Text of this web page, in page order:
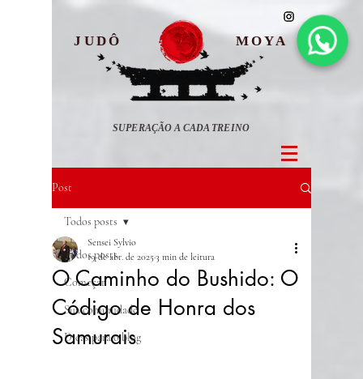
JUDÔ MOYA
SUPERAÇÃO A CADA TREINO
Post
Todos posts
Começar
Sua comunidade
Dicas para o blog
Todos posts
O Caminho do Bushido: O
Código de Honra dos
Samurais
Sensei Sylvio
19 de abr. de 20253 min de leitura